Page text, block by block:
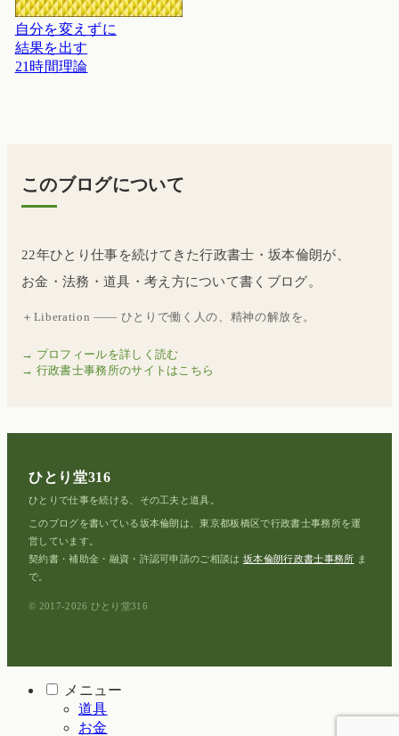
自分を変えずに
結果を出す
21時間理論
このブログについて
22年ひとり仕事を続けてきた行政書士・坂本倫朗が、
お金・法務・道具・考え方について書くブログ。
＋Liberation —— ひとりで働く人の、精神の解放を。
→ プロフィールを詳しく読む
→ 行政書士事務所のサイトはこちら
ひとり堂316
ひとりで仕事を続ける、その工夫と道具。
このブログを書いている坂本倫朗は、東京都板橋区で行政書士事務所を運
営しています。
契約書・補助金・融資・許認可申請のご相談は坂本倫朗行政書士事務所 ま
で。
© 2017-2026 ひとり堂316
メニュー
道具
お金